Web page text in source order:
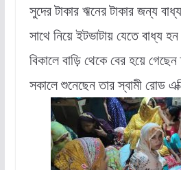
সুদের টাকার ঋনের টাকার জন্য
সাথে নিয়ে ইটভাটায় যেতে বাধ্য
বিকালে বাড়ি থেকে বের হয়ে
সকালে শুনেছেন তার স্বামী রোড